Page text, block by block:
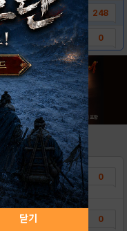
248
0
0
0
닫기